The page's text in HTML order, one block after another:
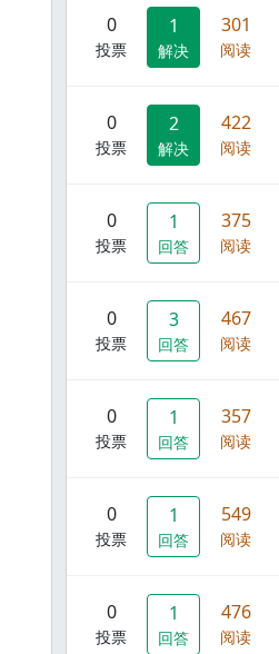
0
投票
1
解决
301
阅读
0
投票
2
解决
422
阅读
0
投票
1
回答
375
阅读
0
投票
3
回答
467
阅读
0
投票
1
回答
357
阅读
0
投票
1
回答
549
阅读
0
投票
1
回答
476
阅读